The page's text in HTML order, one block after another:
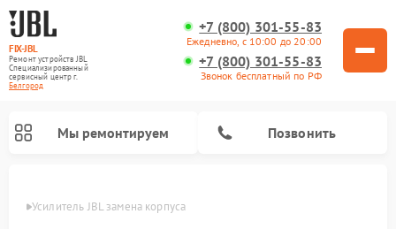
FIX-JBL
Ремонт устройств JBL
Специализированный
cервисный центр г.
Белгород
+7 (800) 301-55-83
Ежедневно, с 10:00 до 20:00
+7 (800) 301-55-83
Звонок бесплатный по РФ
Мы ремонтируем Позвонить
Усилитель JBL замена корпуса